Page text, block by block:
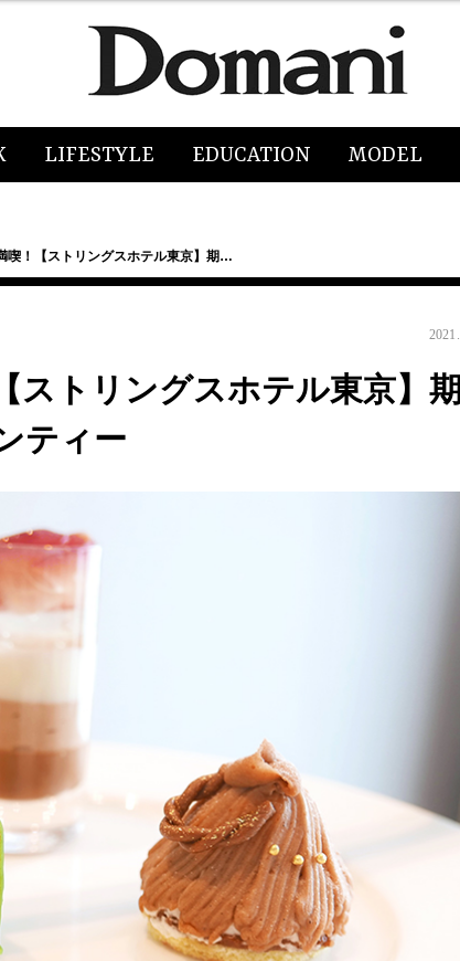
LIFESTYLE EDUCATION MODEL
喫！【ストリングスホテル東京】期…
ストリングスホテル東京】期
ティー